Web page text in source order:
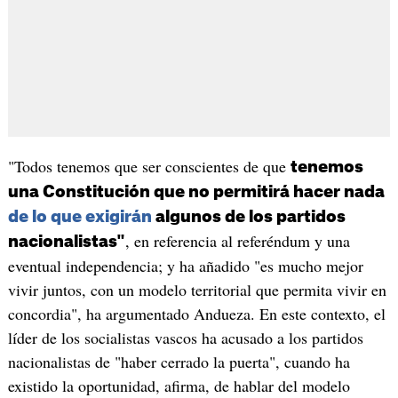
"Todos tenemos que ser conscientes de que tenemos
una Constitución que no permitirá hacer nada
de lo que exigirán algunos de los partidos
nacionalistas", en referencia al referéndum y una
eventual independencia; y ha añadido "es mucho mejor
vivir juntos, con un modelo territorial que permita vivir en
concordia", ha argumentado Andueza. En este contexto, el
líder de los socialistas vascos ha acusado a los partidos
nacionalistas de "haber cerrado la puerta", cuando ha
existido la oportunidad, afirma, de hablar del modelo